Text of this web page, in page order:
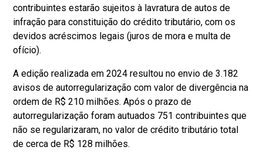
contribuintes estarão sujeitos à lavratura de autos de
infração para constituição do crédito tributário, com os
devidos acréscimos legais (juros de mora e multa de
ofício).
A edição realizada em 2024 resultou no envio de 3.182
avisos de autorregularização com valor de divergência na
ordem de R$ 210 milhões. Após o prazo de
autorregularização foram autuados 751 contribuintes que
não se regularizaram, no valor de crédito tributário total
de cerca de R$ 128 milhões.